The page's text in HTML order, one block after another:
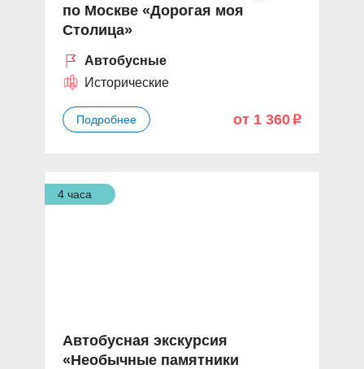
по Москве «Дорогая моя
Столица»
Автобусные
Исторические
Подробнее от 1 360 p
4 часа
Автобусная экскурсия
«Необычные памятники